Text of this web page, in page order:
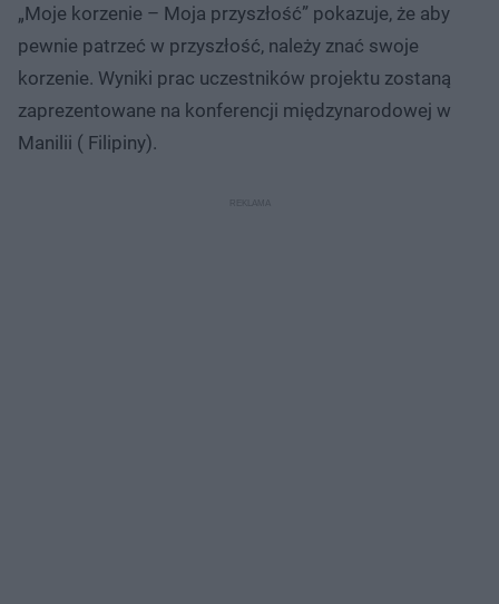
„Moje korzenie – Moja przyszłość” pokazuje, że aby
pewnie patrzeć w przyszłość, należy znać swoje
korzenie. Wyniki prac uczestników projektu zostaną
zaprezentowane na konferencji międzynarodowej w
Manilii ( Filipiny).